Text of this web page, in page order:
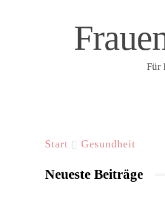
Für
Start Gesundheit
Neueste Beiträge